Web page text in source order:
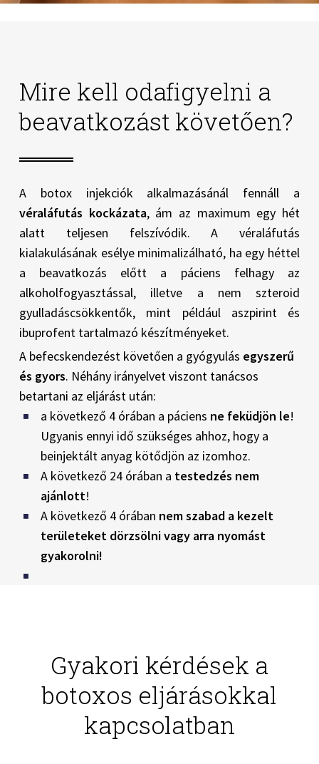
Mire kell odafigyelni a
beavatkozást követően?
A botox injekciók alkalmazásánál fennáll a
véraláfutás kockázata, ám az maximum egy hét
alatt teljesen felszívódik. A véraláfutás
kialakulásának esélye minimalizálható, ha egy héttel
a beavatkozás előtt a páciens felhagy az
alkoholfogyasztással, illetve a nem szteroid
gyulladáscsökkentők, mint például aszpirint és
ibuprofent tartalmazó készítményeket.
A befecskendezést követően a gyógyulás egyszerű
és gyors. Néhány irányelvet viszont tanácsos
betartani az eljárást után:
a következő 4 órában a páciens ne feküdjön le!
Ugyanis ennyi idő szükséges ahhoz, hogy a
beinjektált anyag kötődjön az izomhoz.
A következő 24 órában a testedzés nem
ajánlott!
A következő 4 órában nem szabad a kezelt
területeket dörzsölni vagy arra nyomást
gyakorolni!
Gyakori kérdések a
botoxos eljárásokkal
kapcsolatban